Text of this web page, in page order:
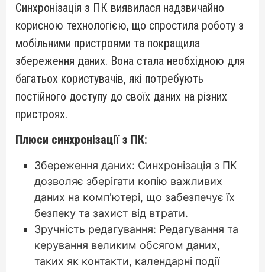
Синхронізація з ПК виявилася надзвичайно
корисною технологією, що спростила роботу з
мобільними пристроями та покращила
збереження даних. Вона стала необхідною для
багатьох користувачів, які потребують
постійного доступу до своїх даних на різних
пристроях.
Плюси синхронізації з ПК:
Збереження даних: Синхронізація з ПК
дозволяє зберігати копію важливих
даних на комп'ютері, що забезпечує їх
безпеку та захист від втрати.
Зручність редагування: Редагування та
керування великим обсягом даних,
таких як контакти, календарні події